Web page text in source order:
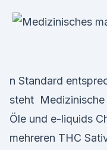
n Standard
steht Medizinische
Öle und e-liquids
mehreren THC